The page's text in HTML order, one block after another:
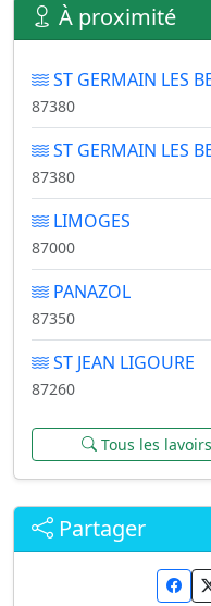
À proximité
ST GERMAIN LES
87380
ST GERMAIN LES
87380
LIMOGES
87000
PANAZOL
87350
ST JEAN LIGOURE
87260
Tous les lavoirs
Partager